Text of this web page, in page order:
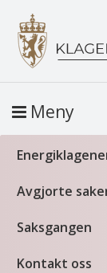
Meny
Avgjorte
Saksgangen
Kontakt oss